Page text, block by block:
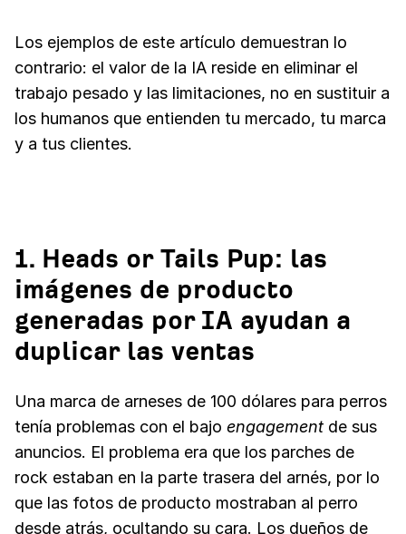
Los ejemplos de este artículo demuestran lo
contrario: el valor de la IA reside en eliminar el
trabajo pesado y las limitaciones, no en sustituir a
los humanos que entienden tu mercado, tu marca
y a tus clientes.
1. Heads or Tails Pup: las
imágenes de producto
generadas por IA ayudan a
duplicar las ventas
Una marca de arneses de 100 dólares para perros
tenía problemas con el bajo engagement de sus
anuncios. El problema era que los parches de
rock estaban en la parte trasera del arnés, por lo
que las fotos de producto mostraban al perro
desde atrás, ocultando su cara. Los dueños de